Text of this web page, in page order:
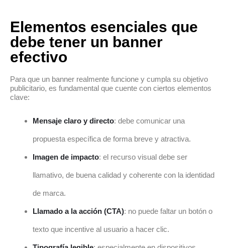
Elementos esenciales que
debe tener un banner
efectivo
Para que un banner realmente funcione y cumpla su objetivo
publicitario, es fundamental que cuente con ciertos elementos
clave:
Mensaje claro y directo: debe comunicar una
propuesta específica de forma breve y atractiva.
Imagen de impacto: el recurso visual debe ser
llamativo, de buena calidad y coherente con la identidad
de marca.
Llamado a la acción (CTA): no puede faltar un botón o
texto que incentive al usuario a hacer clic.